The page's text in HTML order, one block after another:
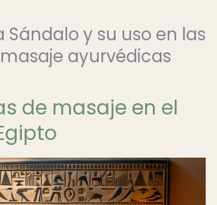
Sándalo y su uso en las
ayurvédicas
de masaje en el